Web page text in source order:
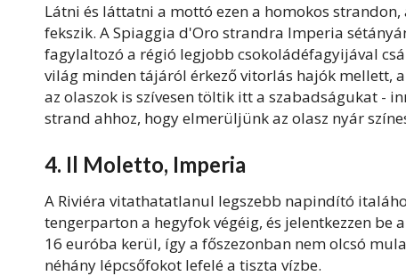
Látni és láttatni a mottó ezen a homokos
fekszik. A Spiaggia d'Oro strandra Imperia
fagylaltozó a régió legjobb csokoládéfagyijával
világ minden tájáról érkező vitorlás hajók mellett,
az olaszok is szívesen töltik itt a szabadságukat -
strand ahhoz, hogy elmerüljünk az olasz nyár
4. Il Moletto, Imperia
A Riviéra vitathatatlanul legszebb napindító
tengerparton a hegyfok végéig, és jelentkezzen
16 euróba kerül, így a főszezonban nem olcsó
néhány lépcsőfokot lefelé a tiszta vízbe.